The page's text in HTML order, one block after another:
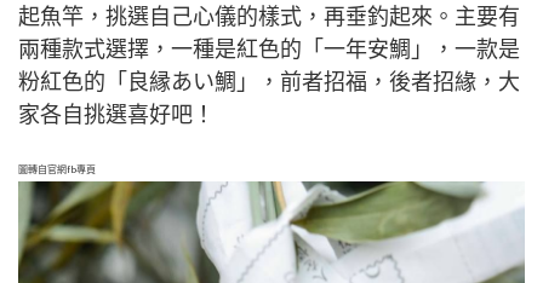
起魚竿，挑選自己心儀的樣式，再垂釣起來。主要有
兩種款式選擇，一種是紅色的「一年安鯛」，一款是
粉紅色的「良縁あい鯛」，前者招福，後者招緣，大
家各自挑選喜好吧！
圖轉自官網fb專頁